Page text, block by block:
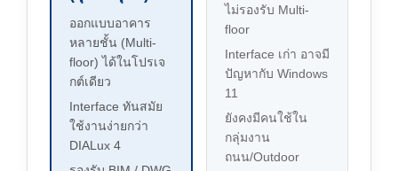
ออกแบบอาคาร
หลายชั้น (Multi-
floor) ได้ในโปรเจ
กต์เดียว
Interface ทันสมัย
ใช้งานง่ายกว่า
DIALux 4
ไม่รองรับ Multi-
floor
Interface เก่า อาจมี
ปัญหากับ Windows
11
ยังคงมีคนใช้ใน
กลุ่มงาน
ถนน/Outdoor